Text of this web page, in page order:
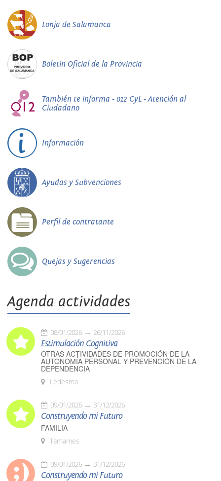
Lonja de Salamanca
Boletín Oficial de la Provincia
También te informa - 012 CyL - Atención al
Ciudadano
Información
Ayudas y Subvenciones
Perfil de contratante
Quejas y Sugerencias
Agenda actividades
08/01/2026 26/11/2026
Estimulación Cognitiva
OTRAS ACTIVIDADES DE PROMOCIÓN DE LA
AUTONOMÍA PERSONAL Y PREVENCIÓN DE LA
DEPENDENCIA
Ledesma
09/01/2026 31/12/2026
Construyendo mi Futuro
FAMILIA
Tamames
09/01/2026 31/12/2026
Construyendo mi Futuro